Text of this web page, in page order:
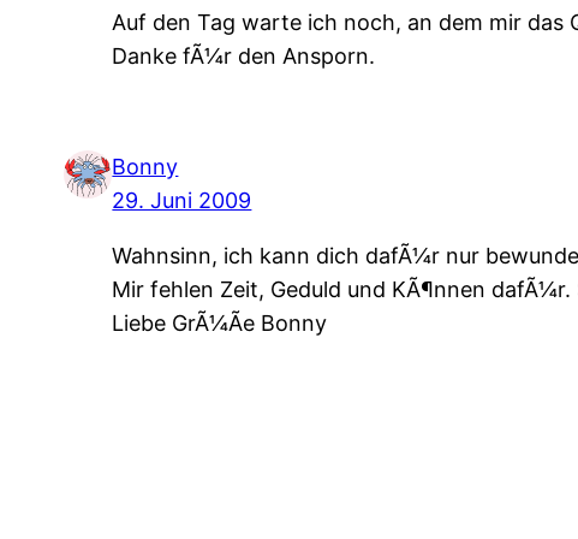
Auf den Tag warte ich noch, an dem mir
Danke fÃ¼r den Ansporn.
Bonny
29. Juni 2009
Wahnsinn, ich kann dich dafÃ¼r nur
Mir fehlen Zeit, Geduld und KÃ¶nnen
Liebe GrÃ¼Ãe Bonny